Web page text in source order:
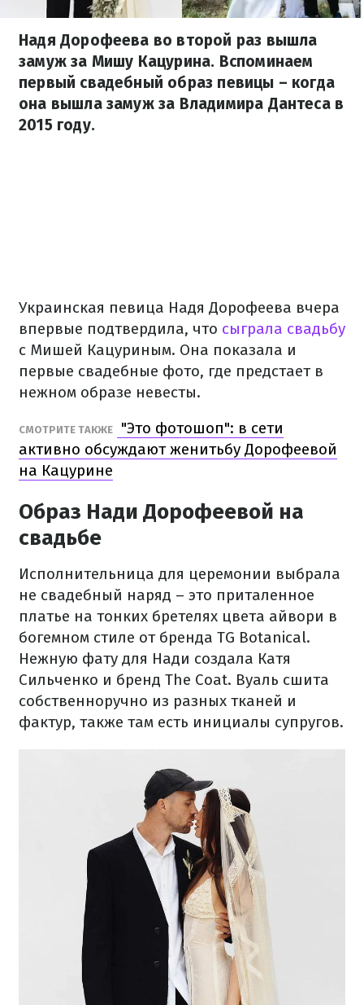
Надя Дорофеева во второй раз вышла
замуж за Мишу Кацурина. Вспоминаем
первый свадебный образ певицы – когда
она вышла замуж за Владимира Дантеса в
2015 году.
Украинская певица Надя Дорофеева вчера
впервые подтвердила, что сыграла свадьбу
с Мишей Кацуриным. Она показала и
первые свадебные фото, где предстает в
нежном образе невесты.
СМОТРИТЕ ТАКЖЕ
"Это фотошоп": в сети
активно обсуждают женитьбу Дорофеевой
на Кацурине
Образ Нади Дорофеевой на
свадьбе
Исполнительница для церемонии выбрала
не свадебный наряд – это приталенное
платье на тонких бретелях цвета айвори в
богемном стиле от бренда TG Botanical.
Нежную фату для Нади создала Катя
Сильченко и бренд The Coat. Вуаль сшита
собственноручно из разных тканей и
фактур, также там есть инициалы супругов.